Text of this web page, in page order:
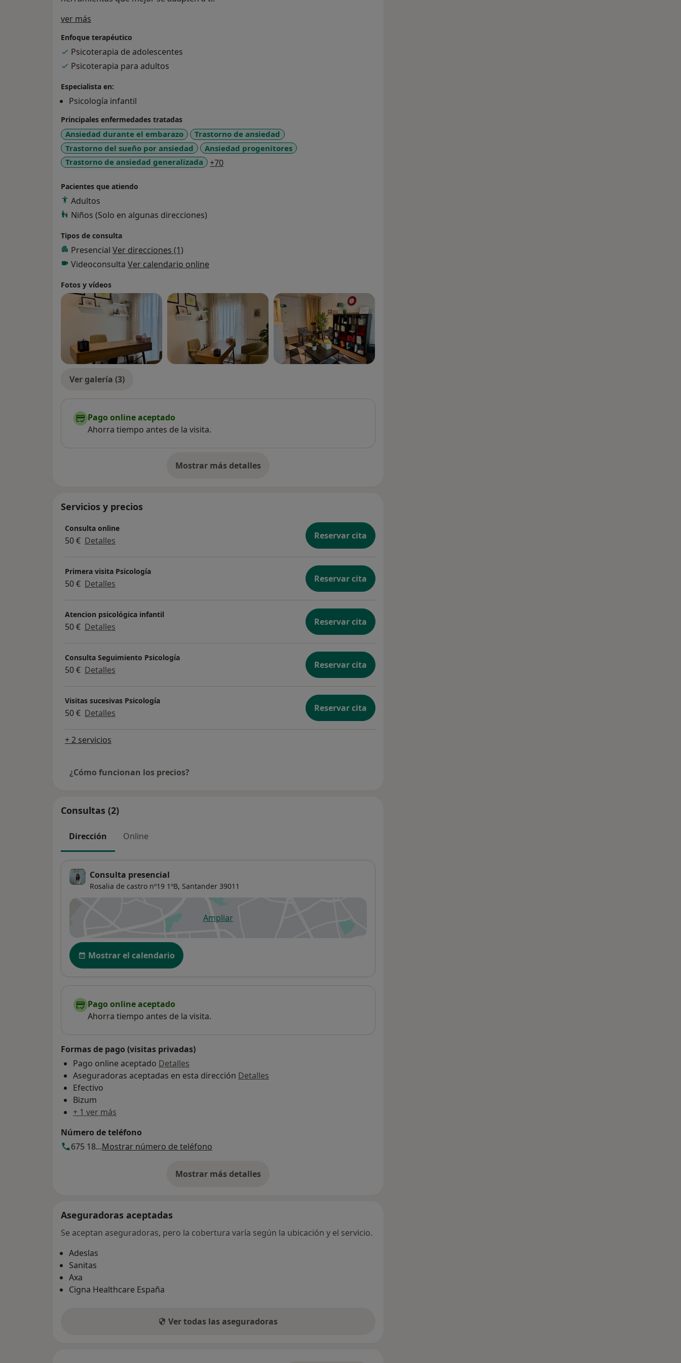
ver más
Enfoque terapéutico
Psicoterapia de adolescentes
Psicoterapia para adultos
Especialista en:
Psicología infantil
Principales enfermedades tratadas
Ansiedad durante el embarazo
Trastorno de ansiedad
Trastorno del sueño por ansiedad
Ansiedad progenitores
Trastorno de ansiedad generalizada
+70a11y_sr_more_diseases
Pacientes que atiendo
Adultos
Niños (Solo en algunas direcciones)
Tipos de consulta
Presencial Ver direcciones (1)
Videoconsulta Ver calendario online
Fotos y vídeos
Ver galería (3)
Pago online aceptado
Ahorra tiempo antes de la visita.
Mostrar más detalles
sobre la experiencia
Servicios y precios
Consulta online
50 € Detalles Reservar cita
Primera visita Psicología
50 € Detalles Reservar cita
Atencion psicológica infantil
50 € Detalles Reservar cita
Consulta Seguimiento Psicología
50 € Detalles Reservar cita
Visitas sucesivas Psicología
50 € Detalles Reservar cita
+ 2 servicios
¿Cómo funcionan los precios?
Consultas (2)
Dirección Online
Consulta presencial
Rosalia de castro nº19 1ºB, Santander 39011
Ampliarse abre en una nueva pestaña
Disponibilidad
Mostrar el calendario
Pago online aceptado
Ahorra tiempo antes de la visita.
Formas de pago (visitas privadas)
Pago online aceptado Detalles
Aseguradoras aceptadas en esta dirección Detalles
Efectivo
Bizum
+ 1 ver más
Número de teléfono
675 18...Mostrar número de teléfono
Mostrar más detalles
sobre la dirección
Aseguradoras aceptadas
Se aceptan aseguradoras, pero la cobertura varía según la ubicación y el servicio.
Adeslas
Sanitas
Axa
Cigna Healthcare España
Ver todas las aseguradoras